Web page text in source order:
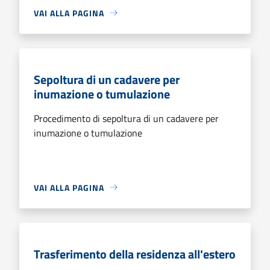
VAI ALLA PAGINA
Sepoltura di un cadavere per
inumazione o tumulazione
Procedimento di sepoltura di un cadavere per
inumazione o tumulazione
VAI ALLA PAGINA
Trasferimento della residenza all'estero